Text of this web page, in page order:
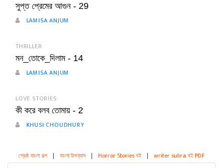
সুপ্ত প্রেমের আগুন - 29
LAMISA ANJUM
THRILLER
মন_তোকে_দিলাম - 14
LAMISA ANJUM
LOVE STORIES
কী করে বলব তোমায় - 2
KHUSI CHOUDHURY
শ্রেষ্ঠ বাংলা গল্প | বাংলা উপন্যাস | Horror Stories বই | writer subra বই PDF